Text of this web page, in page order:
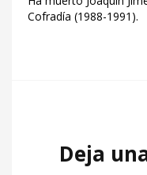
Cofradía (1988-1991).
Deja